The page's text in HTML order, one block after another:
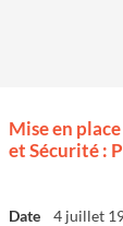
Mise en
et Sécurité :
Date 4 juillet